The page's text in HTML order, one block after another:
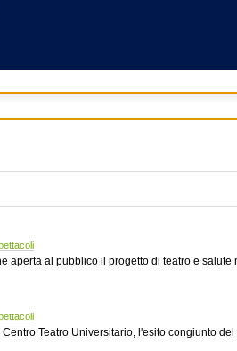
aperta al pubblico il progetto di teatro e salute
Teatro Universitario, l'esito congiunto